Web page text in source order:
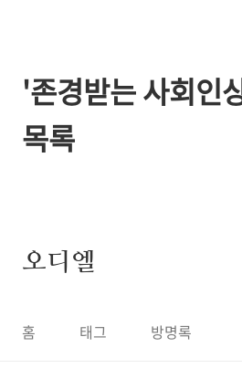
'존경받는 사회인
목록
오디엘
홈 태그 방명록